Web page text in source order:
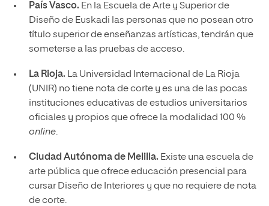
País Vasco. En la Escuela de Arte y Superior de
Diseño de Euskadi las personas que no posean otro
título superior de enseñanzas artísticas, tendrán que
someterse a las pruebas de acceso.
La Rioja. La Universidad Internacional de La Rioja
(UNIR) no tiene nota de corte y es una de las pocas
instituciones educativas de estudios universitarios
oficiales y propios que ofrece la modalidad 100 %
online.
Ciudad Autónoma de Melilla. Existe una escuela de
arte pública que ofrece educación presencial para
cursar Diseño de Interiores y que no requiere de nota
de corte.